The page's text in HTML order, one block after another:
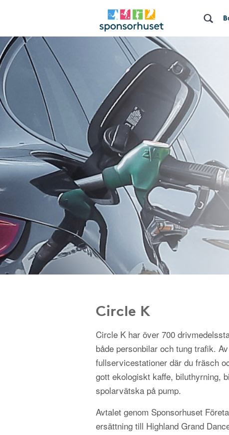
Circle K
Circle K har över 700
både personbilar och tung trafik.
fullservicestationer där du fräsch
gott ekologiskt kaffe, biluthyrning,
spolarvätska på pump.
Avtalet genom Sponsorhuset
ersättning till Highland Grand